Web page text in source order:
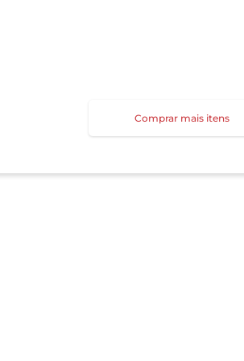
Comprar mais itens